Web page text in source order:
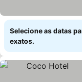
Selecione as datas
exatos.